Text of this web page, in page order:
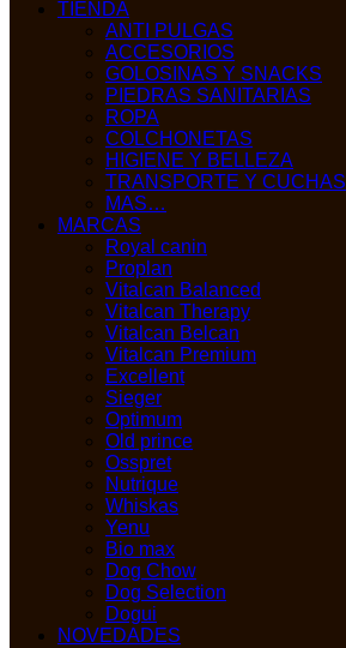
TIENDA
ANTI PULGAS
ACCESORIOS
GOLOSINAS Y SNACKS
PIEDRAS SANITARIAS
ROPA
COLCHONETAS
HIGIENE Y BELLEZA
TRANSPORTE Y CUCHAS
MAS…
MARCAS
Royal canin
Proplan
Vitalcan Balanced
Vitalcan Therapy
Vitalcan Belcan
Vitalcan Premium
Excellent
Sieger
Optimum
Old prince
Osspret
Nutrique
Whiskas
Yenu
Bio max
Dog Chow
Dog Selection
Dogui
NOVEDADES